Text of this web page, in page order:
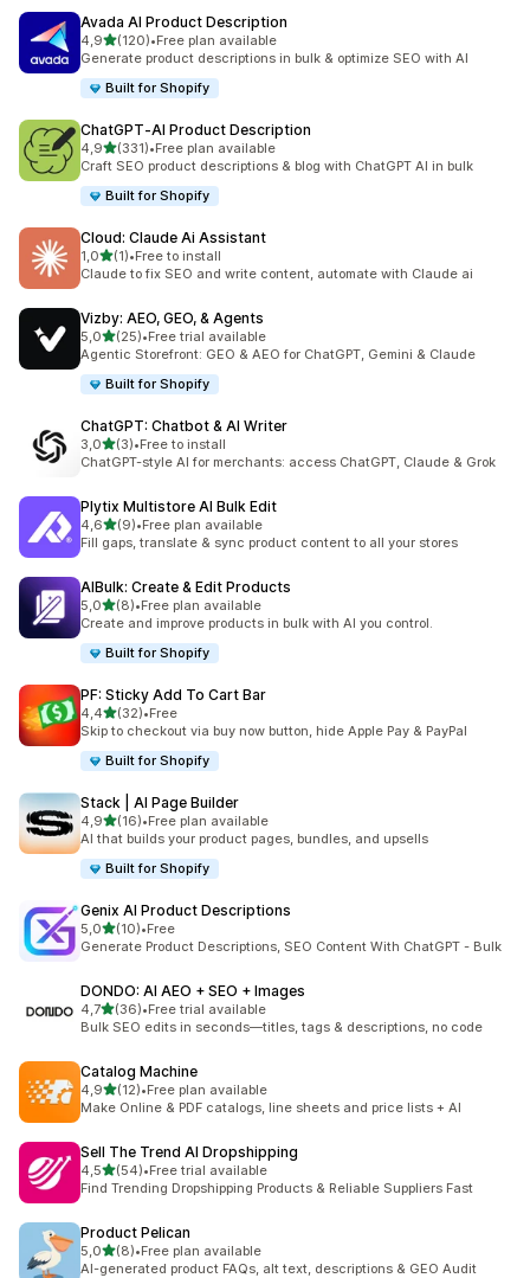
Avada AI Product Description
4,9de 5 estrelas
(120)
120 total de avaliações
•Free plan available
Generate product descriptions in bulk & optimize SEO with AI
Built for Shopify
ChatGPT‑AI Product Description
4,9de 5 estrelas
(331)
331 total de avaliações
•Free plan available
Craft SEO product descriptions & blog with ChatGPT AI in bulk
Built for Shopify
Cloud: Claude Ai Assistant
1,0de 5 estrelas
(1)
1 total de avaliações
•Free to install
Claude to fix SEO and write content, automate with Claude ai
Vizby: AEO, GEO, & Agents
5,0de 5 estrelas
(25)
25 total de avaliações
•Free trial available
Agentic Storefront: GEO & AEO for ChatGPT, Gemini & Claude
Built for Shopify
ChatGPT: Chatbot & AI Writer
3,0de 5 estrelas
(3)
3 total de avaliações
•Free to install
ChatGPT-style AI for merchants: access ChatGPT, Claude & Grok
Plytix Multistore AI Bulk Edit
4,6de 5 estrelas
(9)
9 total de avaliações
•Free plan available
Fill gaps, translate & sync product content to all your stores
AIBulk: Create & Edit Products
5,0de 5 estrelas
(8)
8 total de avaliações
•Free plan available
Create and improve products in bulk with AI you control.
Built for Shopify
PF: Sticky Add To Cart Bar
4,4de 5 estrelas
(32)
32 total de avaliações
•Free
Skip to checkout via buy now button, hide Apple Pay & PayPal
Built for Shopify
Stack | AI Page Builder
4,9de 5 estrelas
(16)
16 total de avaliações
•Free plan available
AI that builds your product pages, bundles, and upsells
Built for Shopify
Genix AI Product Descriptions
5,0de 5 estrelas
(10)
10 total de avaliações
•Free
Generate Product Descriptions, SEO Content With ChatGPT - Bulk
DONDO: AI AEO + SEO + Images
4,7de 5 estrelas
(36)
36 total de avaliações
•Free trial available
Bulk SEO edits in seconds—titles, tags & descriptions, no code
Catalog Machine
4,9de 5 estrelas
(12)
12 total de avaliações
•Free plan available
Make Online & PDF catalogs, line sheets and price lists + AI
Sell The Trend AI Dropshipping
4,5de 5 estrelas
(54)
54 total de avaliações
•Free trial available
Find Trending Dropshipping Products & Reliable Suppliers Fast
Product Pelican
5,0de 5 estrelas
(8)
8 total de avaliações
•Free plan available
AI-generated product FAQs, alt text, descriptions & GEO Audit